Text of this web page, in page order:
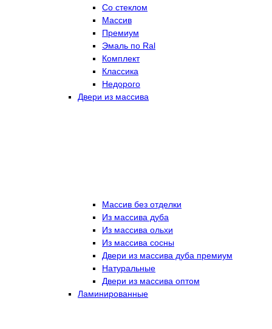
Со стеклом
Массив
Премиум
Эмаль по Ral
Комплект
Классика
Недорого
Двери из массива
Массив без отделки
Из массива дуба
Из массива ольхи
Из массива сосны
Двери из массива дуба премиум
Натуральные
Двери из массива оптом
Ламинированные